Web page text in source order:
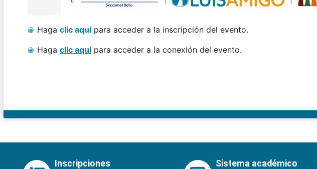
Haga clic aquípara acceder a la inscripción del evento.
Haga clic aquípara acceder a la conexión del evento.
Inscripciones
Sistema académico